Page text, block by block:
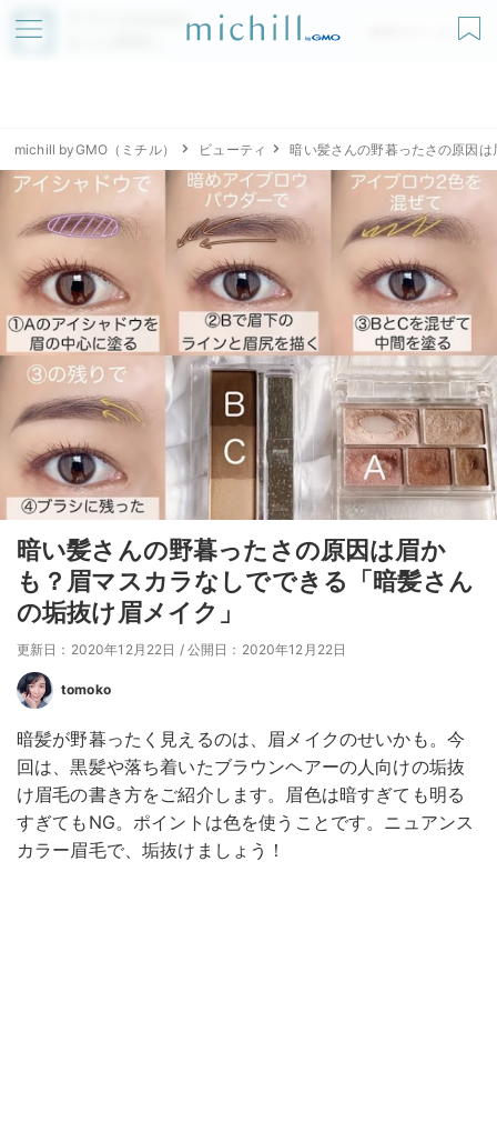
アプリでmichillが
無料ダウンロード
michill byGMO（ミチル） ビューティ 暗い髪さんの野暮ったさの原因
暗い髪さんの野暮ったさの原因は眉か
も？眉マスカラなしでできる「暗髪さん
の垢抜け眉メイク」
更新日：2020年12月22日 / 公開日：2020年12月22日
tomoko
暗髪が野暮ったく見えるのは、眉メイクのせいかも。今
回は、黒髪や落ち着いたブラウンヘアーの人向けの垢抜
け眉毛の書き方をご紹介します。眉色は暗すぎても明る
すぎてもNG。ポイントは色を使うことです。ニュアンス
カラー眉毛で、垢抜けましょう！